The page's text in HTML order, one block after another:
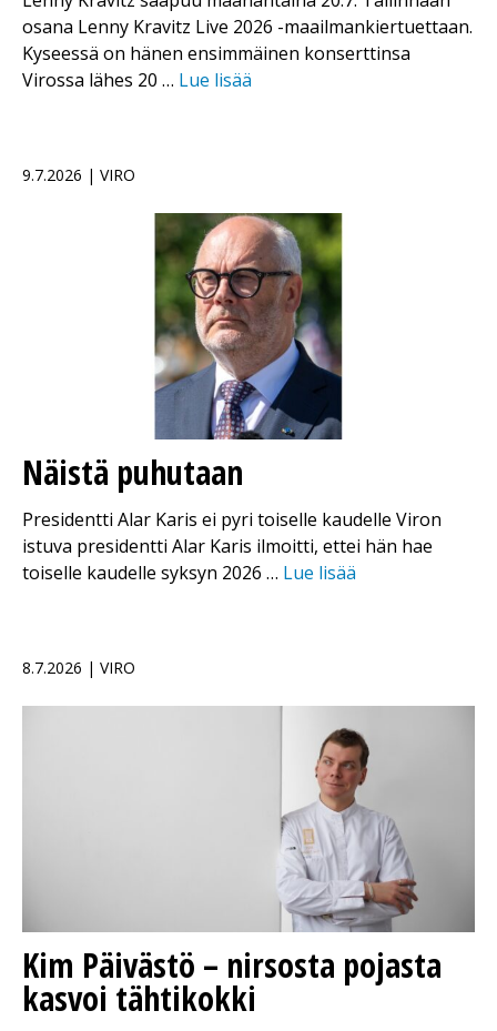
osana Lenny Kravitz Live 2026 -maailmankiertuettaan.
Kyseessä on hänen ensimmäinen konserttinsa
Virossa lähes 20 … Lue lisää
9.7.2026 | VIRO
Näistä puhutaan
Presidentti Alar Karis ei pyri toiselle kaudelle Viron
istuva presidentti Alar Karis ilmoitti, ettei hän hae
toiselle kaudelle syksyn 2026 … Lue lisää
8.7.2026 | VIRO
Kim Päivästö – nirsosta pojasta
kasvoi tähtikokki